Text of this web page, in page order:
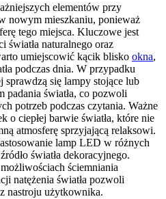
elementów przy
nowym mieszkaniu, ponieważ
tego miejsca. Kluczowe jest
światła naturalnego oraz
umiejscowić kącik blisko okna,
podczas dnia. W przypadku
sprawdzą się lampy stojące lub
padania światła, co pozwoli
potrzeb podczas czytania. Ważne
o ciepłej barwie światła, które nie
atmosferę sprzyjającą relaksowi.
lamp LED w różnych
światła dekoracyjnego.
ściemniania
natężenia światła pozwoli
nastroju użytkownika.